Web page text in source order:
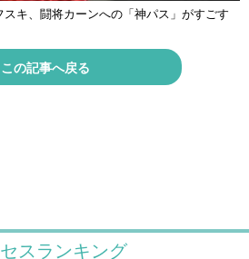
キ、闘将カーンへの「神パス」がすごす
この記事へ戻る
スランキング